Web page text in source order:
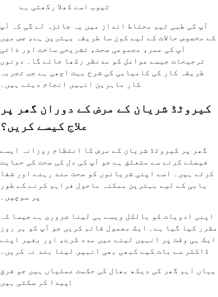
ٹیوب اسے کھلا رکھتی ہے
آپ کی طبی ٹیم محتاط انداز میں یہ جائزہ لے گی کہ آپ
کے مخصوص حالات کے لیے کون سا طریقہ بہترین ہے، جس میں
آپ کی عمر، مجموعی صحت، تشریحی ساخت اور ذاتی
ترجیحات جیسے عوامل کو مدنظر رکھا جائے گا۔ دونوں
طریقہ کار کی کامیابی کی شرح بہت اچھی ہے جب تجربہ
کار ماہرین انہیں انجام دیتے ہیں۔
کیروٹڈ شریان کے مرض کے دوران گھر پر
علاج کیسے کریں؟
گھر پر کیروٹڈ شریان کے مرض کا انتظام روزانہ ایسے
فیصلے کرنے سے متعلق ہے جو آپ کی دل کی صحت کی حمایت
کرتے ہیں۔ اسے اپنی شریانوں کو صحت مند رہنے اور شفا
یابی کے لیے بہترین ممکنہ ماحول فراہم کرنے کے طور
پر سوچیں۔
اپنی ادویات کو بالکل ویسے ہی لینا ضروری ہے جیسا کہ
مقرر کیا گیا ہے۔ ایک معمول قائم کریں جو آپ کو ہر روز
ایک ہی وقت پر انہیں لینے میں مدد کرے، اور بغیر اپنے
ڈاکٹر سے بات کیے کبھی بھی انہیں لینا بند نہ کریں۔
یہاں اہم گھر کی دیکھ بھال کی حکمت عملیاں ہیں جو فرق
پیدا کر سکتی ہیں: